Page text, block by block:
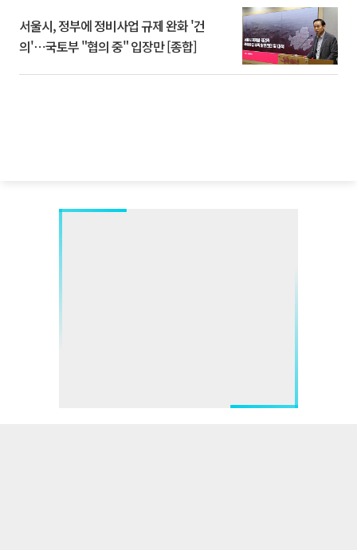
서울시, 정부에 정비사업 규제 완화 '건
의'⋯국토부 "협의 중" 입장만 [종합]